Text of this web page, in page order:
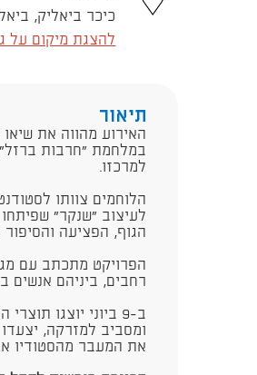
כיכר ביאליק, ביאליק 23, תל אביב
להצגת מיקום על
תיאור
האירוע מהווה את
במלחמת "חרבות
למרכזו.
הלוחמים צוותו
לעיצוב "שנקר" שפיתחו
הגוף, הפציעה והסיפור
הפרויקט מתכתב עם
רחבים, ביניהם אנשים
ב-9 ביוני יוצגו
ומסביב למזרקה,
את המעבר מהסטודיו